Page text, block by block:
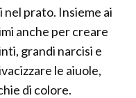
prato. Insieme ai
anche per creare
grandi narcisi e
le aiuole,
di colore.